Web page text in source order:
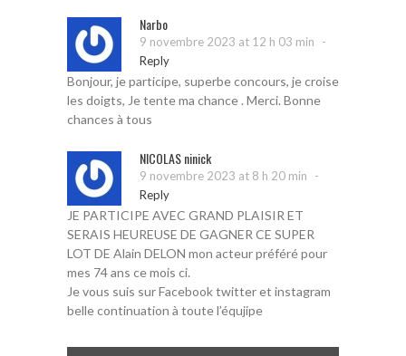
Narbo
9 novembre 2023 at 12 h 03 min -
Reply
Bonjour, je participe, superbe concours, je croise
les doigts, Je tente ma chance . Merci. Bonne
chances à tous
NICOLAS ninick
9 novembre 2023 at 8 h 20 min -
Reply
JE PARTICIPE AVEC GRAND PLAISIR ET
SERAIS HEUREUSE DE GAGNER CE SUPER
LOT DE Alain DELON mon acteur préféré pour
mes 74 ans ce mois ci.
Je vous suis sur Facebook twitter et instagram
belle continuation à toute l’équjipe